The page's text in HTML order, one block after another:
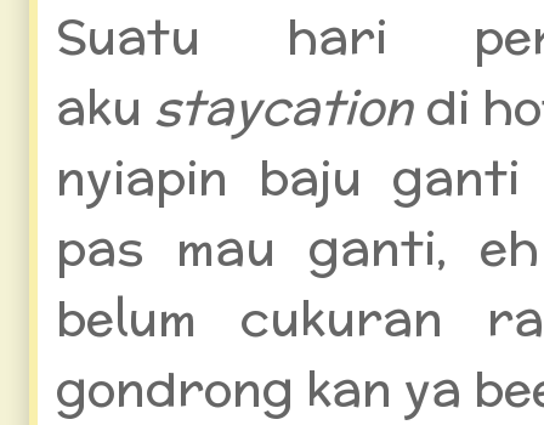
Suatu hari
aku staycationdi
nyiapin baju
pas mau ganti,
belum cukuran
gondrong kan ya